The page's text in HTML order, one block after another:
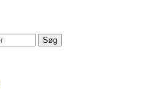
Søg